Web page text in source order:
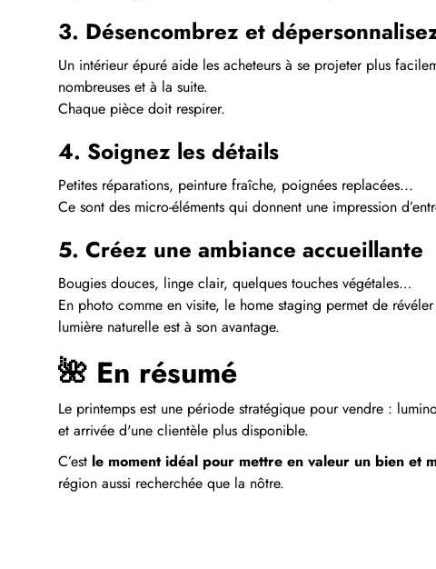
3. Désencombrez et
Un intérieur épuré aide les acheteurs à se projeter plus
nombreuses et à la suite.
Chaque pièce doit respirer.
4. Soignez les détails
Petites réparations, peinture fraîche, poignées replacées...
Ce sont des micro-éléments qui donnent une impression
5. Créez une ambiance accueillante
Bougies douces, linge clair, quelques touches végétales…
En photo comme en visite, le home staging permet de
lumière naturelle est à son avantage.
🌺 En résumé
Le printemps est une période stratégique pour vendre :
et arrivée d'une clientèle plus disponible.
C’est le moment idéal pour mettre en valeur un bien et
région aussi recherchée que la nôtre.